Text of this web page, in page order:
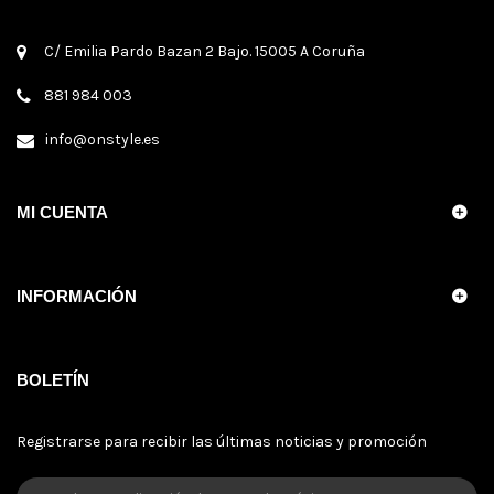
C/ Emilia Pardo Bazan 2 Bajo. 15005 A Coruña
881 984 003
info@onstyle.es
MI CUENTA
INFORMACIÓN
BOLETÍN
Registrarse para recibir las últimas noticias y promoción